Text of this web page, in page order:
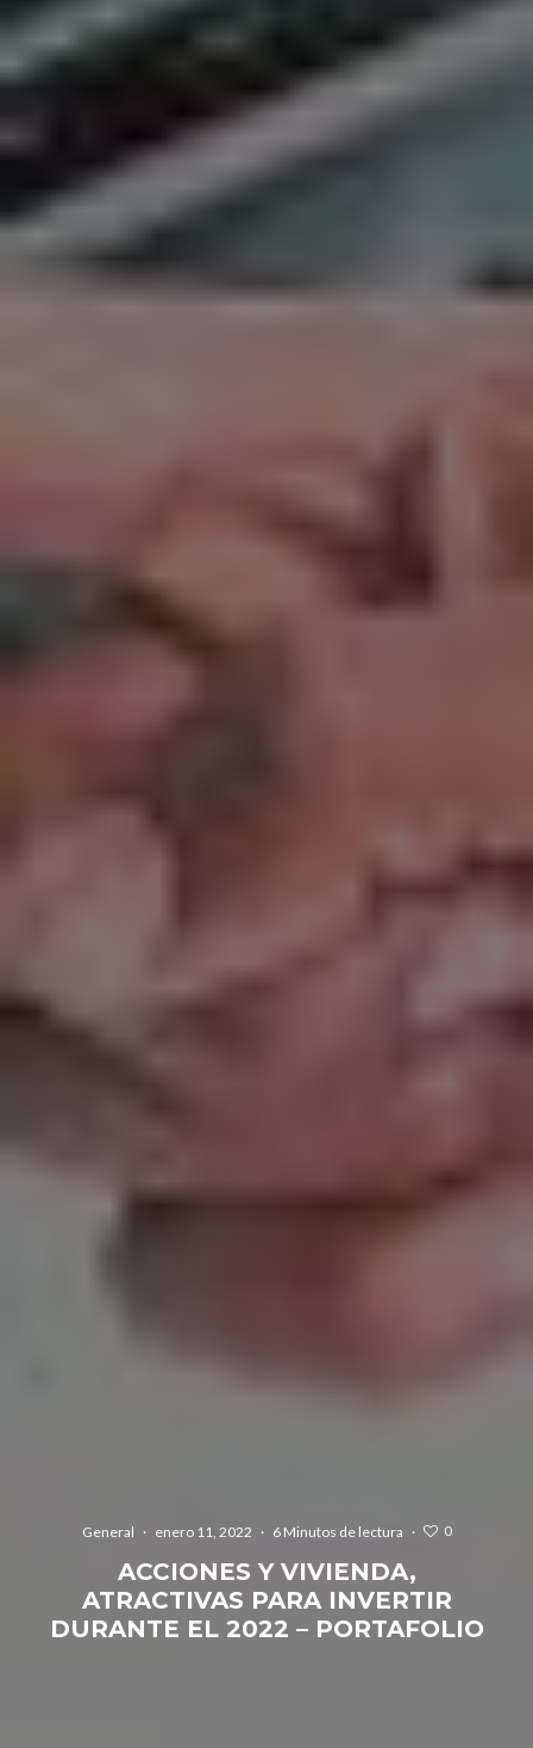
General · enero 11, 2022 · 6 Minutos de lectura · 0
ACCIONES Y VIVIENDA,
ATRACTIVAS PARA INVERTIR
DURANTE EL 2022 – PORTAFOLIO